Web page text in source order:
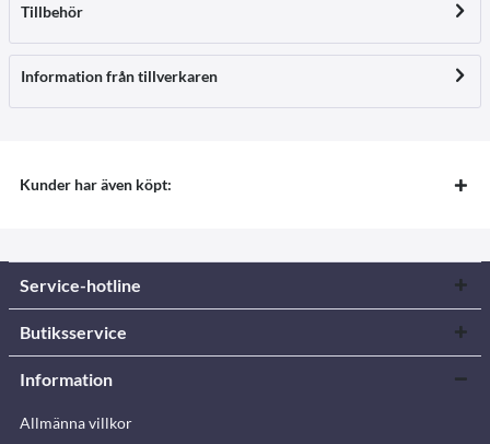
Tillbehör
Information från tillverkaren
Kunder har även köpt:
Service-hotline
Butiksservice
Information
Allmänna villkor